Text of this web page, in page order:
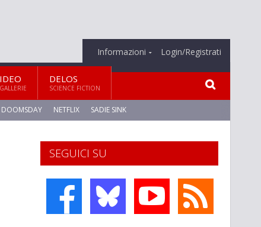
Informazioni Login/Registrati
DELOS
SCIENCE FICTION
DOOMSDAY NETFLIX SADIE SINK
SEGUICI SU